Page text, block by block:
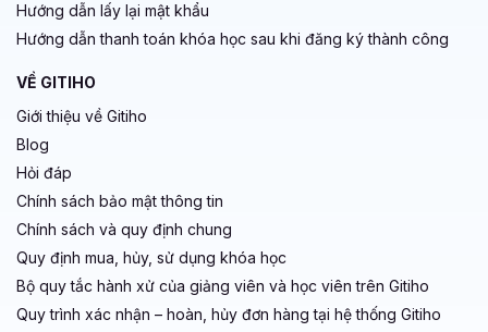
Hướng dẫn lấy lại mật khẩu
Hướng dẫn thanh toán khóa học sau khi đăng ký thành công
VỀ GITIHO
Giới thiệu về Gitiho
Blog
Hỏi đáp
Chính sách bảo mật thông tin
Chính sách và quy định chung
Quy định mua, hủy, sử dụng khóa học
Bộ quy tắc hành xử của giảng viên và học viên trên Gitiho
Quy trình xác nhận – hoàn, hủy đơn hàng tại hệ thống Gitiho